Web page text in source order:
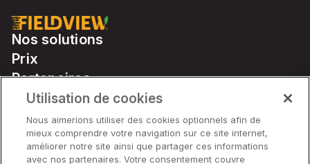
Nos solutions
Prix
Partenaires
Notre matériel
Soutien
Utilisation de cookies
Nous aimerions utiliser des cookies optionnels afin de
mieux comprendre votre navigation sur ce site internet,
améliorer notre site ainsi que partager ces informations
avec nos partenaires. Votre consentement couvre